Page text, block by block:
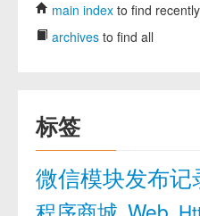
main index to find recently
archives to find all
标签
微信模块发布记